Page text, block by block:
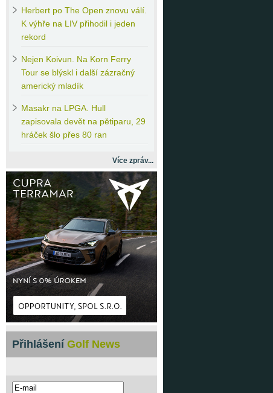
Herbert po The Open znovu válí.
K výhře na LIV přihodil i jeden
rekord
Nejen Koivun. Na Korn Ferry
Tour se blýskl i další zázračný
americký mladík
Masakr na LPGA. Hull
zapisovala devět na pětiparu, 29
hráček šlo přes 80 ran
Více zpráv...
Přihlášení Golf News